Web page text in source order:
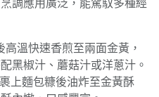
調應用廣泛，能駕馭多種經
高溫快速香煎至兩面金黃，
黑椒汁、蘑菇汁或洋蔥汁。
上麵包糠後油炸至金黃酥